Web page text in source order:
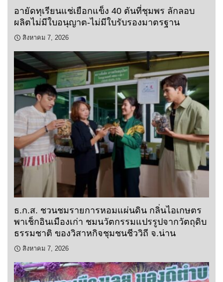
อายัดทุเรียนแช่เยือกแข็ง 40 ตันที่ชุมพร ลักลอบ
ผลิตไม่มีใบอนุญาต-ไม่มีใบรับรองมาตรฐาน
สิงหาคม 7, 2026
ธ.ก.ส. ชวนชมรายการหอมแผ่นดิน กลิ่นไอเกษตร
พาเช็กอินเมืองเก่า ชมนวัตกรรมแปรรูปจากวัตถุดิบ
ธรรมชาติ ของวิสาหกิจชุมชนชีววิถี จ.น่าน
สิงหาคม 7, 2026